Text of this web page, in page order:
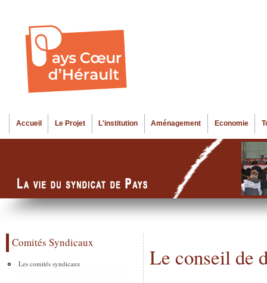
Menu principal
Accueil Le Projet L'institution Aménagement Economie
Comités Syndicaux
Les comités syndicaux Le conseil de